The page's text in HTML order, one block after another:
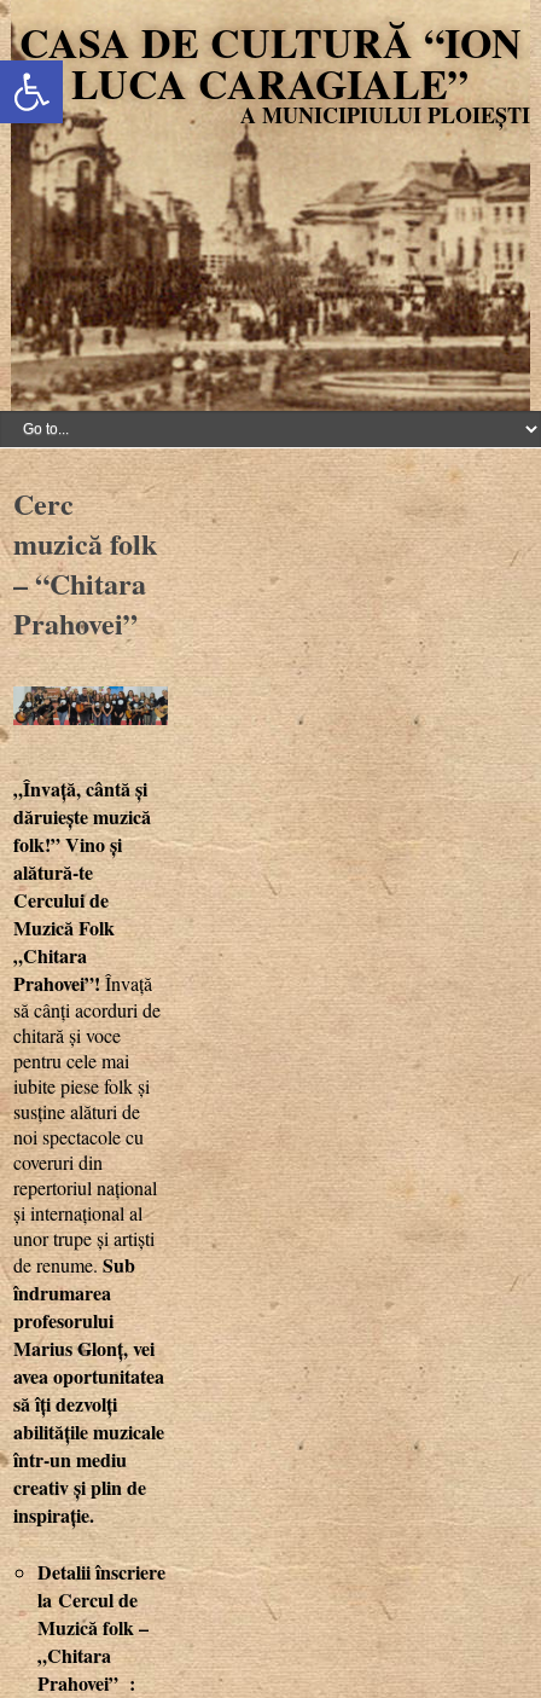
Deschide bara de unelte
CASA DE CULTURĂ “ION
LUCA CARAGIALE”
Cerc
muzică folk
– “Chitara
Prahovei”
„Învață, cântă și
dăruiește muzică
folk!” Vino și
alătură-te
Cercului de
Muzică Folk
„Chitara
Prahovei”!Învață
să cânți acorduri de
chitară și voce
pentru cele mai
iubite piese folk și
susține alături de
noi spectacole cu
coveruri din
repertoriul național
și internațional al
unor trupe și artiști
de renume.Sub
îndrumarea
profesorului
Marius Glonț, vei
avea oportunitatea
să îți dezvolți
abilitățile muzicale
într-un mediu
creativ și plin de
inspirație.
Detalii înscriere
laCercul de
Muzică folk –
„Chitara
Prahovei” :